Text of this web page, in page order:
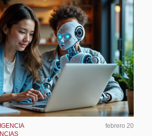
febrero 20